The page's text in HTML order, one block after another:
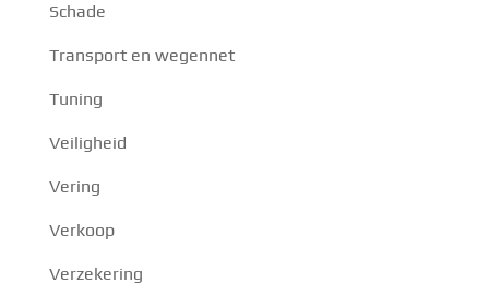
Schade
Transport en wegennet
Tuning
Veiligheid
Vering
Verkoop
Verzekering